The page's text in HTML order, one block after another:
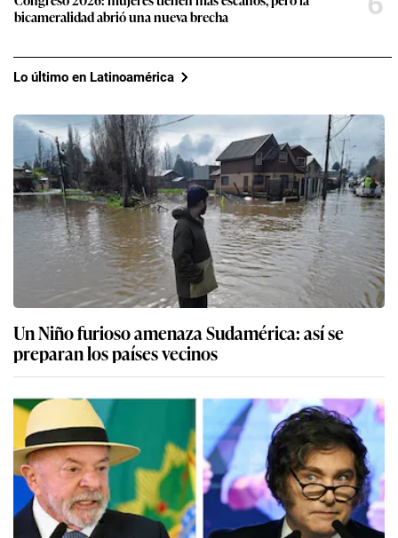
bicameralidad abrió una nueva brecha
Lo último en Latinoamérica
Un Niño furioso amenaza Sudamérica: así se
preparan los países vecinos